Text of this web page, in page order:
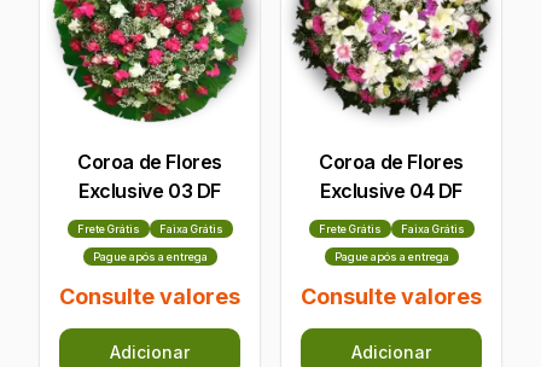
Coroa de Flores
Exclusive 03 DF
Frete Grátis Faixa Grátis
Pague após a entrega
Consulte valores
Adicionar
Coroa de Flores
Exclusive 04 DF
Frete Grátis Faixa Grátis
Pague após a entrega
Consulte valores
Adicionar